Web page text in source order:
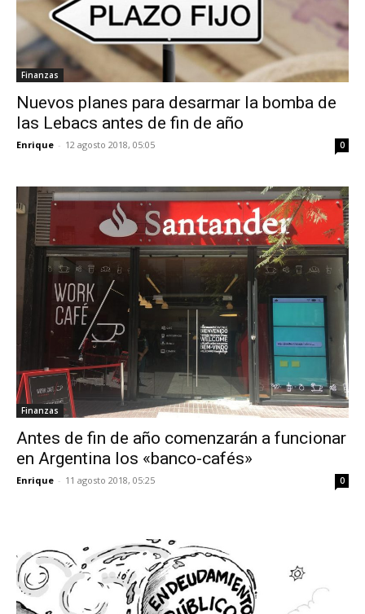
Finanzas
Nuevos planes para desarmar la bomba de
las Lebacs antes de fin de año
Enrique - 12 agosto 2018, 05:05 0
Finanzas
Antes de fin de año comenzarán a funcionar
en Argentina los «banco-cafés»
Enrique - 11 agosto 2018, 05:25 0